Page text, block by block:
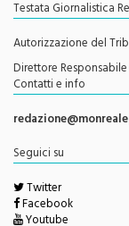
Autorizzazione del
Direttore Responsabile
Contatti e info
Twitter
Facebook
Youtube
Feed RSS